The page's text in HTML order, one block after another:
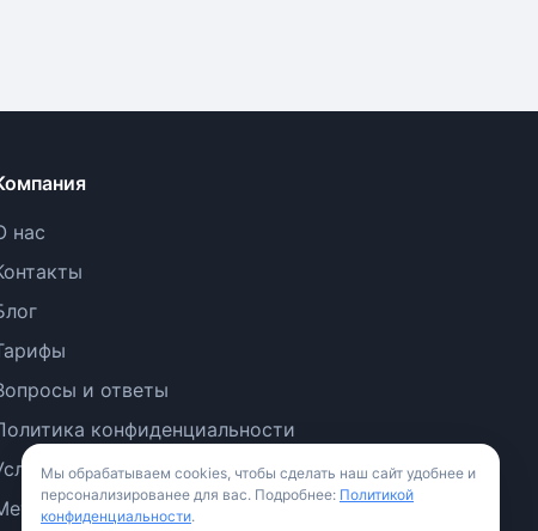
нас
и ответы
конфиденциальности
использования
Мы обрабатываем cookies, чтобы сделать наш сайт удобнее и
персонализированее для вас. Подробнее: Политикой
конфиденциальности.